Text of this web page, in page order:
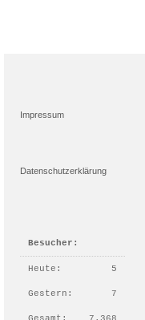
Impressum
Datenschutzerklärung
Besucher:
Heute: 5
Gestern: 7